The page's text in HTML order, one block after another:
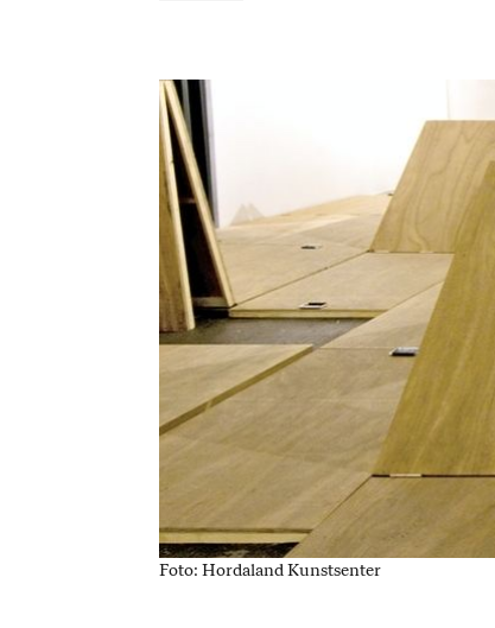
Foto: Hordaland Kunstsenter